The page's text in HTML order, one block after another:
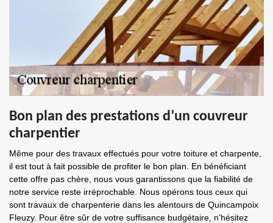
Bon plan des prestations d’un couvreur
charpentier
Même pour des travaux effectués pour votre toiture et charpente,
il est tout à fait possible de profiter le bon plan. En bénéficiant
cette offre pas chère, nous vous garantissons que la fiabilité de
notre service reste irréprochable. Nous opérons tous ceux qui
sont travaux de charpenterie dans les alentours de Quincampoix
Fleuzy. Pour être sûr de votre suffisance budgétaire, n’hésitez